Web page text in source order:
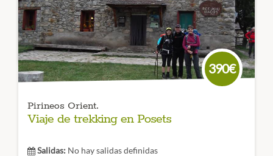
donde podrás recorrer los valles deRemuñe, Estos, o
Aigüeta de la Val
CÓDIGO VIAJE: 008SES
390€
Pirineos Orient.
Viaje de trekking en Posets
Salidas: No hay salidas definidas